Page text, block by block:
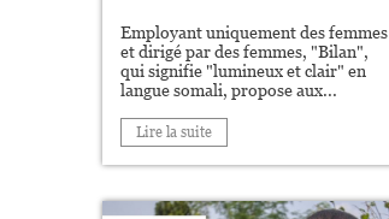
Employant uniquement des femmes
et dirigé par des femmes, "Bilan",
qui signifie "lumineux et clair" en
langue somali, propose aux...
Lire la suite